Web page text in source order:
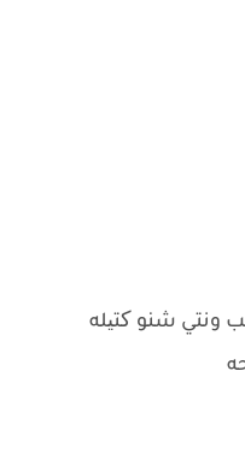
ونتي شنو کتیله